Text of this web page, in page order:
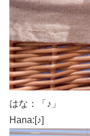
はな：「♪」
Hana:[♪]